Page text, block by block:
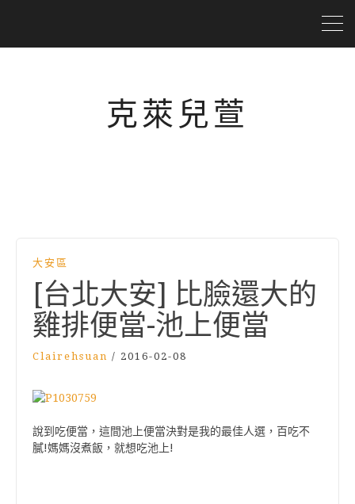
克萊兒萱
大安區
[台北大安] 比臉還大的
雞排便當-池上便當
Clairehsuan / 2016-02-08
說到吃便當，這間池上便當決對是我的最佳人選，百吃不
膩!媽媽沒煮飯，就想吃池上!